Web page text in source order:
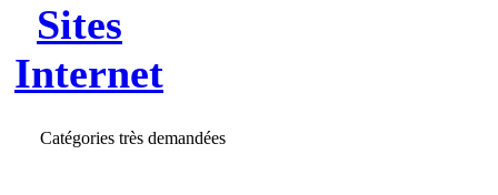
Sites
Internet
Catégories très demandées